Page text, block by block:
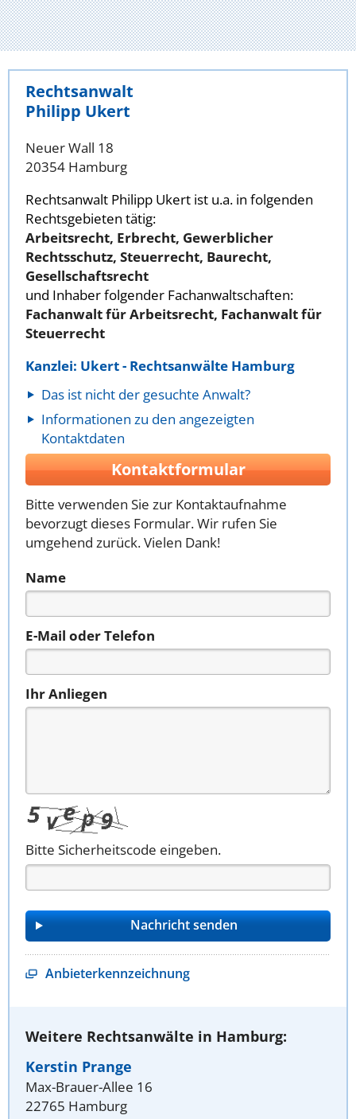
Rechtsanwalt
Philipp Ukert
Neuer Wall 18
20354 Hamburg
Rechtsanwalt Philipp Ukert ist u.a. in folgenden
Rechtsgebieten tätig:
Arbeitsrecht, Erbrecht, Gewerblicher
Rechtsschutz, Steuerrecht, Baurecht,
Gesellschaftsrecht
und Inhaber folgender Fachanwaltschaften:
Fachanwalt für Arbeitsrecht, Fachanwalt für
Steuerrecht
Kanzlei: Ukert - Rechtsanwälte Hamburg
Das ist nicht der gesuchte Anwalt?
Informationen zu den angezeigten
Kontaktdaten
Kontaktformular
Bitte verwenden Sie zur Kontaktaufnahme
bevorzugt dieses Formular. Wir rufen Sie
umgehend zurück. Vielen Dank!
Name
E-Mail oder Telefon
Ihr Anliegen
Bitte Sicherheitscode eingeben.
Anbieterkennzeichnung
Weitere Rechtsanwälte in Hamburg:
Kerstin Prange
Max-Brauer-Allee 16
22765 Hamburg